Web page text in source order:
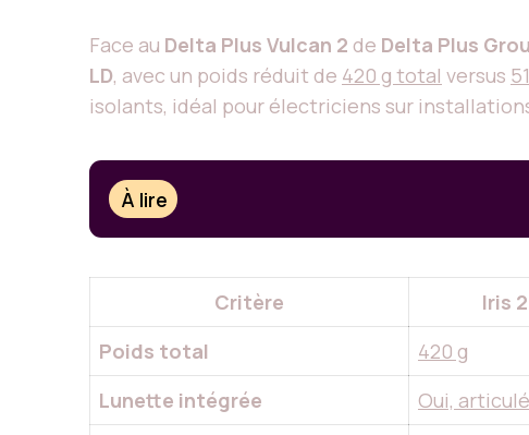
Face au Delta Plus Vulcan 2 de Delta Plus
LD, avec un poids réduit de 420 g total versus
isolants, idéal pour électriciens sur
À lire
Critère Iris
Poids total
420 g
Lunette intégrée
Oui,